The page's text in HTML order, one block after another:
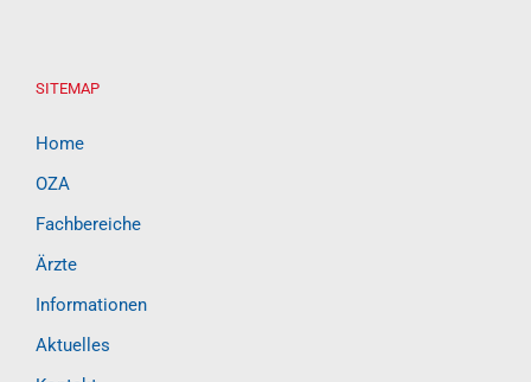
SITEMAP
Home
OZA
Fachbereiche
Ärzte
Informationen
Aktuelles